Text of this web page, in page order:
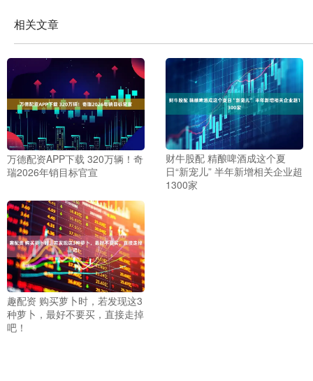
相关文章
万德配资APP下载 320万辆！奇
瑞2026年销目标官宣
财牛股配 精酿啤酒成这个夏
日“新宠儿” 半年新增相关企业超
1300家
趣配资 购买萝卜时，若发现这3
种萝卜，最好不要买，直接走掉
吧！